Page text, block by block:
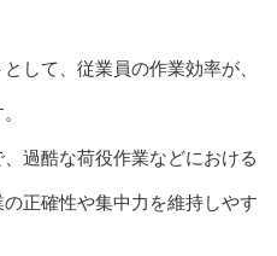
して、従業員の作業効率が、
過酷な荷役作業などにおける
正確性や集中力を維持しやす